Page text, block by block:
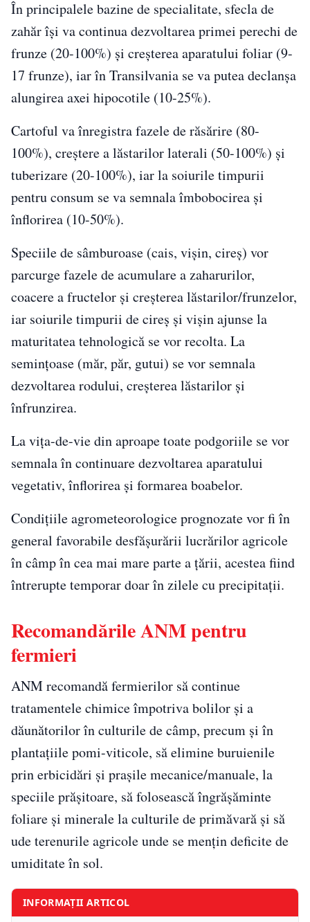
În principalele bazine de specialitate, sfecla de
zahăr îşi va continua dezvoltarea primei perechi de
frunze (20-100%) şi creşterea aparatului foliar (9-
17 frunze), iar în Transilvania se va putea declanşa
alungirea axei hipocotile (10-25%).
Cartoful va înregistra fazele de răsărire (80-
100%), creştere a lăstarilor laterali (50-100%) şi
tuberizare (20-100%), iar la soiurile timpurii
pentru consum se va semnala îmbobocirea şi
înflorirea (10-50%).
Speciile de sâmburoase (cais, vişin, cireş) vor
parcurge fazele de acumulare a zaharurilor,
coacere a fructelor şi creşterea lăstarilor/frunzelor,
iar soiurile timpurii de cireş şi vişin ajunse la
maturitatea tehnologică se vor recolta. La
seminţoase (măr, păr, gutui) se vor semnala
dezvoltarea rodului, creşterea lăstarilor şi
înfrunzirea.
La viţa-de-vie din aproape toate podgoriile se vor
semnala în continuare dezvoltarea aparatului
vegetativ, înflorirea şi formarea boabelor.
Condiţiile agrometeorologice prognozate vor fi în
general favorabile desfăşurării lucrărilor agricole
în câmp în cea mai mare parte a ţării, acestea fiind
întrerupte temporar doar în zilele cu precipitaţii.
Recomandările ANM pentru
fermieri
ANM recomandă fermierilor să continue
tratamentele chimice împotriva bolilor şi a
dăunătorilor în culturile de câmp, precum și în
plantațiile pomi-viticole, să elimine buruienile
prin erbicidări şi praşile mecanice/manuale, la
speciile prăşitoare, să folosească îngrăşăminte
foliare şi minerale la culturile de primăvară și să
ude terenurile agricole unde se menţin deficite de
umiditate în sol.
INFORMAȚII ARTICOL